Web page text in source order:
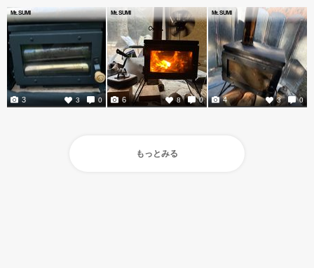
Mt.SUMI
3 0
3
Mt.SUMI
8 0
6
Mt.SUMI
3 0
4
もっとみる